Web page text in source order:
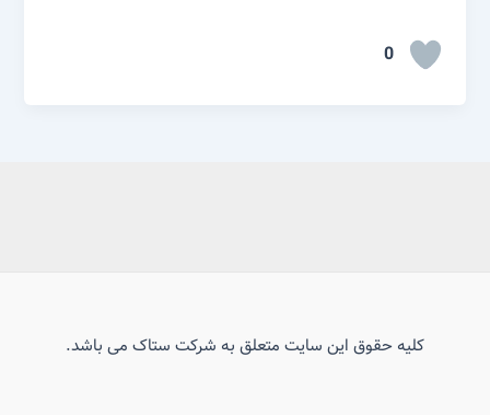
0
کلیه حقوق این سایت متعلق به شرکت ستاک می باشد.